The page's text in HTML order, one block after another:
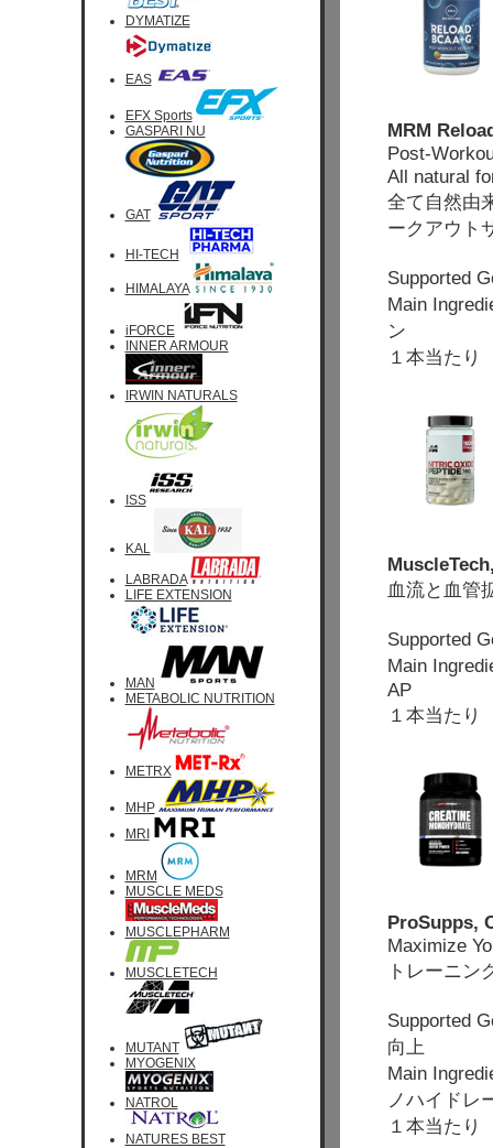
DYMATIZE
EAS
EFX Sports
GASPARI NU
GAT
HI-TECH
HIMALAYA
iFORCE
INNER ARMOUR
IRWIN NATURALS
ISS
KAL
LABRADA
LIFE EXTENSION
MAN
METABOLIC NUTRITION
METRX
MHP
MRI
MRM
MUSCLE MEDS
MUSCLEPHARM
MUSCLETECH
MUTANT
MYOGENIX
NATROL
NATURES BEST
MRM
Post-
All natural
全て自然由
ークアウト
Supported
Main
ン
１本当た
血流と血管
Supported
Main
AP
１本当た
ProSupps,
Maximize
トレーニン
Supported
向上
Main
ノハイドレ
１本当た